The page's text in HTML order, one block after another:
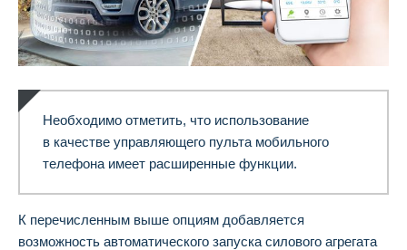
Необходимо отметить, что использование
в качестве управляющего пульта мобильного
телефона имеет расширенные функции.
К перечисленным выше опциям добавляется
возможность автоматического запуска силового агрегата